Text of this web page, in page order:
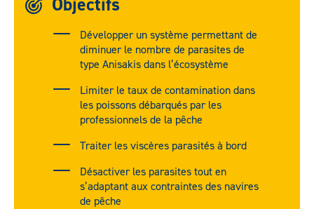
Développer un système permettant de
diminuer le nombre de parasites de
type Anisakis dans l’écosystème
Limiter le taux de contamination dans
les poissons débarqués par les
professionnels de la pêche
Traiter les viscères parasités à bord
Désactiver les parasites tout en
s’adaptant aux contraintes des navires
de pêche